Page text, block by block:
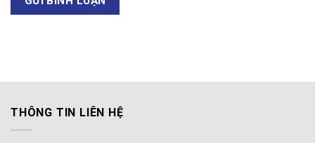
THÔNG TIN LIÊN HỆ